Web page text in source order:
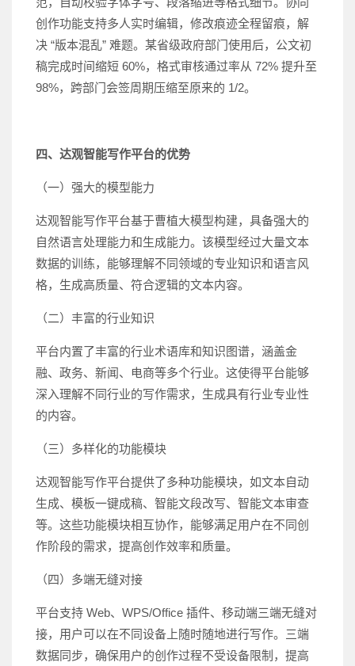
创作功能支持多人实时编辑，修改痕迹全程留痕，解
决 “版本混乱” 难题。某省级政府部门使用后，公文初
稿完成时间缩短 60%，格式审核通过率从 72% 提升至
98%，跨部门会签周期压缩至原来的 1/2。
四、达观智能写作平台的优势
（一）强大的模型能力
达观智能写作平台基于曹植大模型构建，具备强大的
自然语言处理能力和生成能力。该模型经过大量文本
数据的训练，能够理解不同领域的专业知识和语言风
格，生成高质量、符合逻辑的文本内容。
（二）丰富的行业知识
平台内置了丰富的行业术语库和知识图谱，涵盖金
融、政务、新闻、电商等多个行业。这使得平台能够
深入理解不同行业的写作需求，生成具有行业专业性
的内容。
（三）多样化的功能模块
达观智能写作平台提供了多种功能模块，如文本自动
生成、模板一键成稿、智能文段改写、智能文本审查
等。这些功能模块相互协作，能够满足用户在不同创
作阶段的需求，提高创作效率和质量。
（四）多端无缝对接
平台支持 Web、WPS/Office 插件、移动端三端无缝对
接，用户可以在不同设备上随时随地进行写作。三端
数据同步，确保用户的创作过程不受设备限制，提高